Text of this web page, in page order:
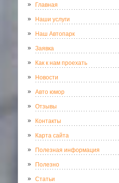
Главная
Наши услуги
Наш Автопарк
Заявка
Как к нам проехать
Новости
Авто юмор
Отзывы
Контакты
Карта сайта
Полезная информация
Полезно
Статьи